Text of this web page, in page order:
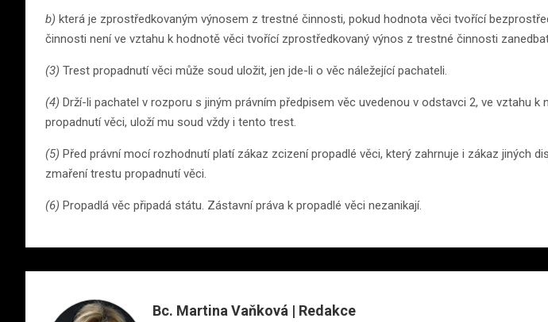
b) která je zprostředkovaným výnosem z trestné činnosti, pokud hodnota věci tvořící
činnosti není ve vztahu k hodnotě věci tvořící zprostředkovaný výnos z trestné činnosti
(3) Trest propadnutí věci může soud uložit, jen jde-li o věc náležející pachateli.
(4) Drží-li pachatel v rozporu s jiným právním předpisem věc uvedenou v odstavci 2, ve vztahu k
propadnutí věci, uloží mu soud vždy i tento trest.
(5) Před právní mocí rozhodnutí platí zákaz zcizení propadlé věci, který zahrnuje i zákaz jiných
zmaření trestu propadnutí věci.
(6) Propadlá věc připadá státu. Zástavní práva k propadlé věci nezanikají.
Bc. Martina Vaňková | Redakce